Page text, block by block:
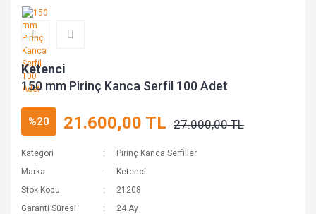
Ketenci
150 mm Pirinç Kanca Serfil 100 Adet
%20 21.600,00 TL 27.000,00 TL
Kategori
Pirinç Kanca Serfiller
Marka
Ketenci
Stok Kodu
21208
Garanti Süresi
24 Ay